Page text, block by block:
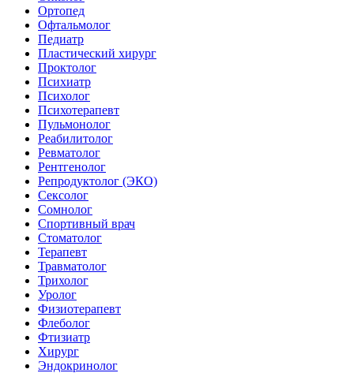
Ортопед
Офтальмолог
Педиатр
Пластический хирург
Проктолог
Психиатр
Психолог
Психотерапевт
Пульмонолог
Реабилитолог
Ревматолог
Рентгенолог
Репродуктолог (ЭКО)
Сексолог
Сомнолог
Спортивный врач
Стоматолог
Терапевт
Травматолог
Трихолог
Уролог
Физиотерапевт
Флеболог
Фтизиатр
Хирург
Эндокринолог